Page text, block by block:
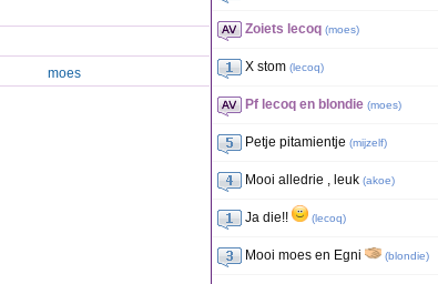
moes
Zoiets lecoq (moes)
X stom (lecoq)
Pf lecoq en blondie (moes)
Petje pitamientje (mijzelf)
Mooi alledrie , leuk (akoe)
Ja die!! (lecoq)
Mooi moes en Egni (blondie)